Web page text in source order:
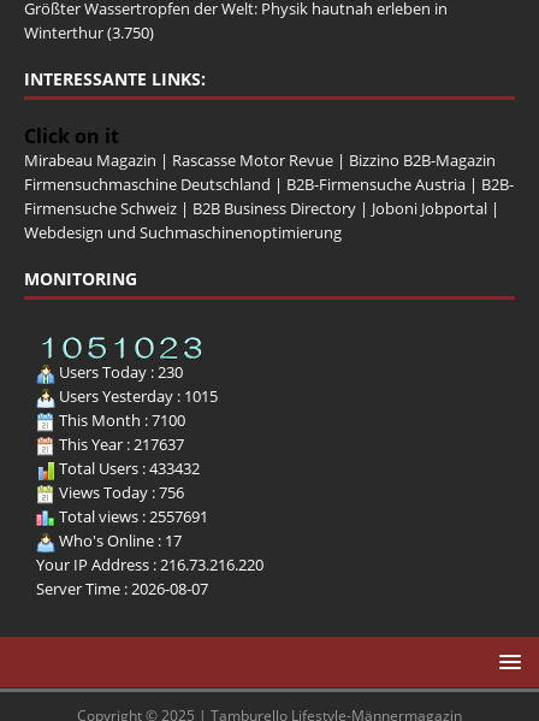
Größter Wassertropfen der Welt: Physik hautnah erleben in
Winterthur(3.750)
INTERESSANTE LINKS:
Click on it
Mirabeau Magazin | Rascasse Motor Revue | Bizzino B2B-Magazin
Firmensuchmaschine Deutschland | B2B-Firmensuche Austria | B2B-
Firmensuche Schweiz | B2B Business Directory | Joboni Jobportal |
Webdesign und Suchmaschinenoptimierung
MONITORING
Users Today : 230
Users Yesterday : 1015
This Month : 7100
This Year : 217637
Total Users : 433432
Views Today : 756
Total views : 2557691
Who's Online : 17
Your IP Address : 216.73.216.220
Server Time : 2026-08-07
Copyright © 2025 | Tamburello Lifestyle-Männermagazin